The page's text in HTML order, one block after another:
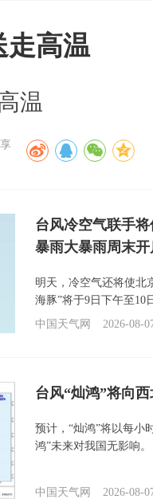
走高温
温
台风冷空气联手
暴雨大暴雨周末开
明天，冷空气还将使北
海豚”将于9日下午至10
中国天气网
2026-08-
台风“灿鸿”将向
预计，“灿鸿”将以每小
鸿”未来对我国无影响。
中国天气网 2026-08-